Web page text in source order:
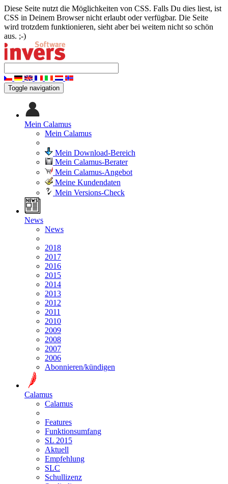
Diese Seite nutzt die Möglichkeiten von CSS. Falls Du dies liest, ist
CSS in Deinem Browser nicht erlaubt oder verfügbar. Die Seite
wird trotzdem funktionieren, sieht aber bei weitem nicht so schön
aus. ;-)
Toggle navigation
Mein Calamus
Mein Calamus
Mein Download-Bereich
Mein Calamus-Berater
Mein Calamus-Angebot
Meine Kundendaten
Mein Versions-Check
News
News
2018
2017
2016
2015
2014
2013
2012
2011
2010
2009
2008
2007
2006
Abonnieren/kündigen
Calamus
Calamus
Features
Funktionsumfang
SL 2015
Aktuell
Empfehlung
SLC
Schullizenz